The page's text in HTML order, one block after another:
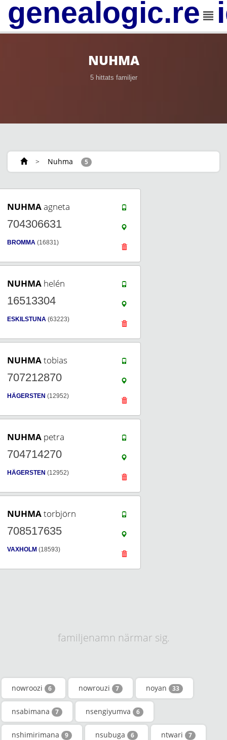
NUHMA
5 hittats familjer
> Nuhma 5
NUHMAagneta
704306631
BROMMA (16831)
NUHMA helén
16513304
ESKILSTUNA (63223)
NUHMAtobias
707212870
HÄGERSTEN (12952)
NUHMA petra
704714270
HÄGERSTEN (12952)
NUHMAtorbjörn
708517635
VAXHOLM (18593)
familjenamn närmar sig.
nowroozi 6 nowrouzi 7 noyan 33
nsabimana 7 nsengiyumva 6
nshimirimana 9 nsubuga 6 ntwari 7